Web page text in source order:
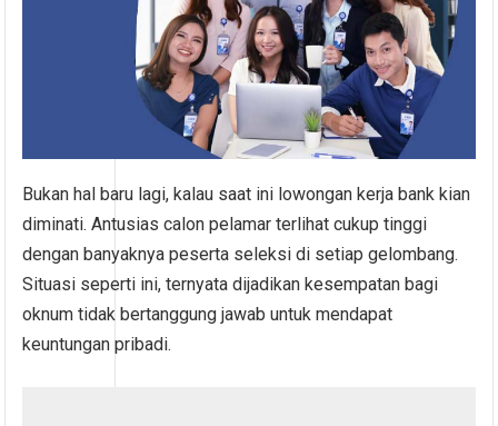
Bukan hal baru lagi, kalau saat ini lowongan kerja bank kian
diminati. Antusias calon pelamar terlihat cukup tinggi
dengan banyaknya peserta seleksi di setiap gelombang.
Situasi seperti ini, ternyata dijadikan kesempatan bagi
oknum tidak bertanggung jawab untuk mendapat
keuntungan pribadi.